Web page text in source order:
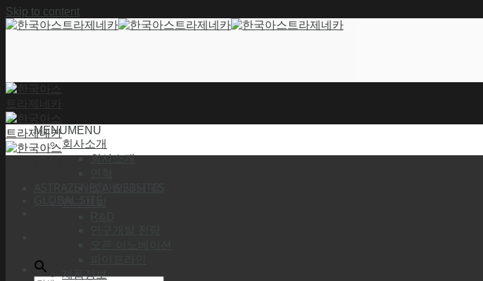
Skip to content
MENUMENU
회사소개
회사소개
제품정보